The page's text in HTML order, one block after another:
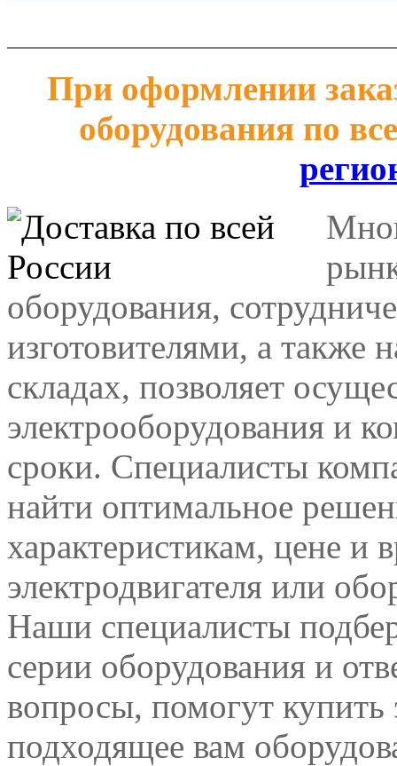
При оформлении
оборудования по
оборудования,
изготовителями, а также
складах, позволяет
электрооборудования и
сроки. Специалисты
найти оптимальное
характеристикам, цене и
электродвигателя или
Наши специалисты
серии оборудования и
вопросы, помогут купить
подходящее вам